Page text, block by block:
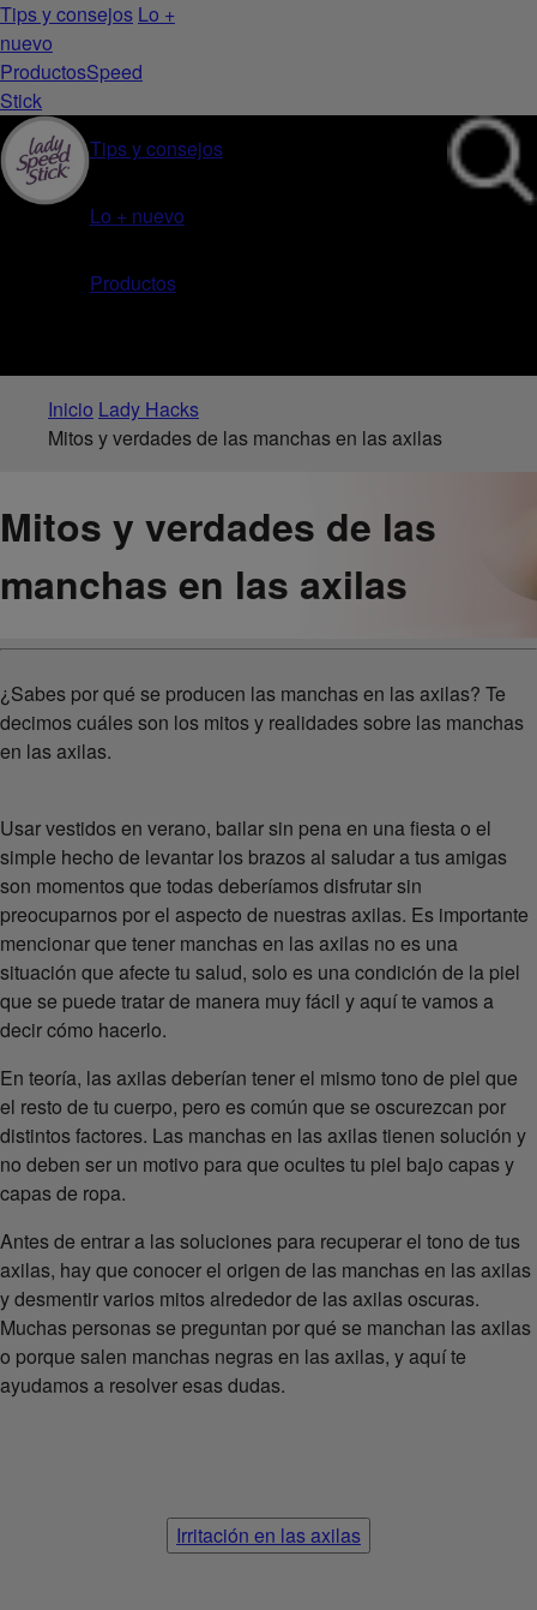
Tips y consejos Lo +
nuevo
ProductosSpeed
Stick
Tips y consejos
Lo + nuevo
Productos
Inicio Lady Hacks
Mitos y verdades de las manchas en las axilas
Mitos y verdades de las
manchas en las axilas
¿Sabes por qué se producen las manchas en las axilas? Te
decimos cuáles son los mitos y realidades sobre las manchas
en las axilas.
Usar vestidos en verano, bailar sin pena en una fiesta o el
simple hecho de levantar los brazos al saludar a tus amigas
son momentos que todas deberíamos disfrutar sin
preocuparnos por el aspecto de nuestras axilas. Es importante
mencionar que tener manchas en las axilas no es una
situación que afecte tu salud, solo es una condición de la piel
que se puede tratar de manera muy fácil y aquí te vamos a
decir cómo hacerlo.
En teoría, las axilas deberían tener el mismo tono de piel que
el resto de tu cuerpo, pero es común que se oscurezcan por
distintos factores. Las manchas en las axilas tienen solución y
no deben ser un motivo para que ocultes tu piel bajo capas y
capas de ropa.
Antes de entrar a las soluciones para recuperar el tono de tus
axilas, hay que conocer el origen de las manchas en las axilas
y desmentir varios mitos alrededor de las axilas oscuras.
Muchas personas se preguntan por qué se manchan las axilas
o porque salen manchas negras en las axilas, y aquí te
ayudamos a resolver esas dudas.
Irritación en las axilas